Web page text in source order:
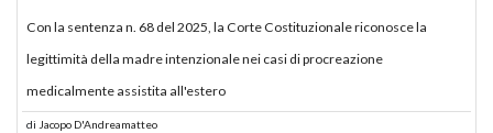
Con la sentenza n. 68 del 2025, la Corte Costituzionale riconosce la
legittimità della madre intenzionale nei casi di procreazione
medicalmente assistita all'estero
di Jacopo D'Andreamatteo